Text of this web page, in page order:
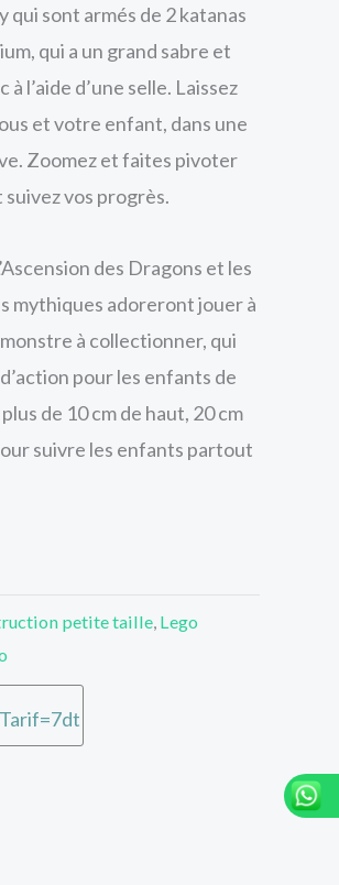
qui sont armés de 2 katanas
qui a un grand sabre et
l’aide d’une selle. Laissez
et votre enfant, dans une
Zoomez et faites pivoter
vos progrès.
des Dragons et les
mythiques adoreront jouer à
à collectionner, qui
pour les enfants de
de 10 cm de haut, 20 cm
suivre les enfants partout
petite taille Lego